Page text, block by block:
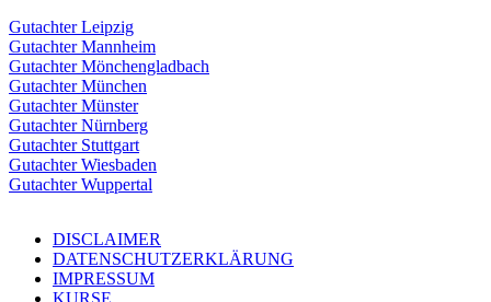
Gutachter Leipzig
Gutachter Mannheim
Gutachter Mönchengladbach
Gutachter München
Gutachter Münster
Gutachter Nürnberg
Gutachter Stuttgart
Gutachter Wiesbaden
Gutachter Wuppertal
DISCLAIMER
DATENSCHUTZERKLÄRUNG
IMPRESSUM
KURSE